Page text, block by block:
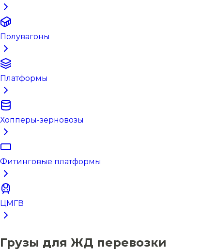
Полувагоны
Платформы
Хопперы-зерновозы
Фитинговые платформы
ЦМГВ
Грузы для ЖД перевозки